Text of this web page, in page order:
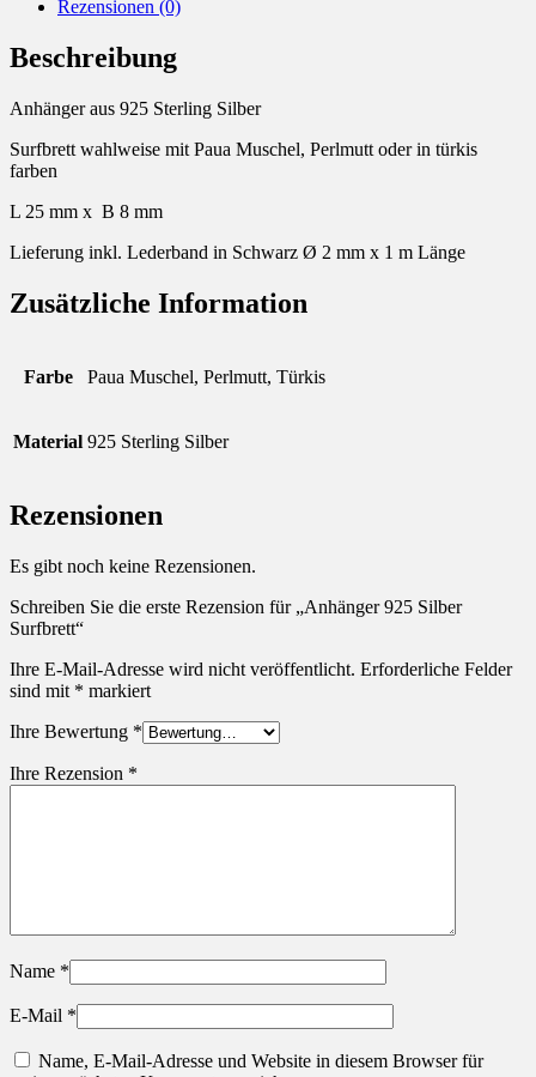
Rezensionen (0)
Beschreibung
Anhänger aus 925 Sterling Silber
Surfbrett wahlweise mit Paua Muschel, Perlmutt oder in türkis
farben
L 25 mm x B 8 mm
Lieferung inkl. Lederband in Schwarz Ø 2 mm x 1 m Länge
Zusätzliche Information
Farbe Paua Muschel, Perlmutt, Türkis
Material 925 Sterling Silber
Rezensionen
Es gibt noch keine Rezensionen.
Schreiben Sie die erste Rezension für „Anhänger 925 Silber
Surfbrett“
Ihre E-Mail-Adresse wird nicht veröffentlicht. Erforderliche Felder
sind mit * markiert
Ihre Bewertung *
Ihre Rezension *
Name *
E-Mail *
Name, E-Mail-Adresse und Website in diesem Browser für